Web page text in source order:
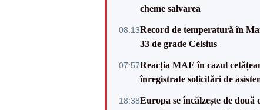
cheme salvarea
08:13Record de temperatură în
33 de grade Celsius
07:57Reacția MAE în cazul
înregistrate solicitări de
18:38Europa se încălzește de